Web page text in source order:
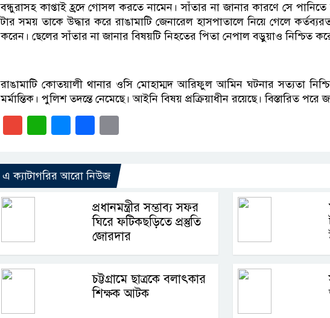
বন্ধুরাসহ কাপ্তাই হ্রদে গোসল করতে নামেন। সাঁতার না জানার কারণে সে
টার সময় তাকে উদ্ধার করে রাঙামাটি জেনারেল হাসপাতালে নিয়ে গেলে
করেন। ছেলের সাঁতার না জানার বিষয়টি নিহতের পিতা নেপাল বড়ুয়াও নিশ্চিত
রাঙামাটি কোতয়ালী থানার ওসি মোহাম্মদ আরিফুল আমিন ঘটনার সত্যতা
মর্মান্তিক। পুলিশ তদন্তে নেমেছে। আইনি বিষয় প্রক্রিয়াধীন রয়েছে। বিস্তারিত পরে
GmailWhatsApp
Messenger
Facebook
এ ক্যাটাগরির আরো নিউজ
প্রধানমন্ত্রীর সম্ভাব্য সফর
ঘিরে ফটিকছড়িতে প্রস্তুতি
জোরদার
চট্টগ্রামে ছাত্রকে বলাৎকার
শিক্ষক আটক